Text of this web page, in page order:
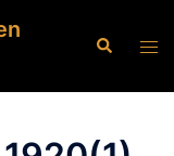
Suche